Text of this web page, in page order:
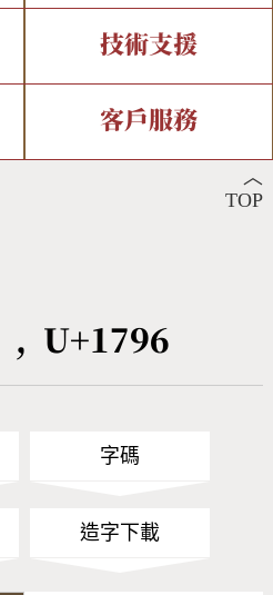
全字庫現況
專有名詞介紹
部件查詢
注音查詢
Unicode查詢
技術支援
造字解決方案
轉碼Web Service
客戶服務
︿
TOP
U+1796
字碼
造字下載